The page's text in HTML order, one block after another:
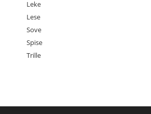
Leke
Lese
Sove
Spise
Trille